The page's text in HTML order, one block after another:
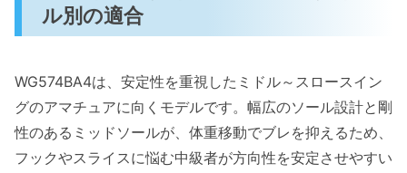
ル別の適合
WG574BA4は、安定性を重視したミドル～スロースイン
グのアマチュアに向くモデルです。幅広のソール設計と剛
性のあるミッドソールが、体重移動でブレを抑えるため、
フックやスライスに悩む中級者が方向性を安定させやすい